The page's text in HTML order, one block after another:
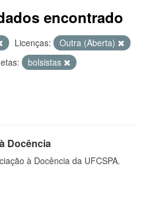
encontrado
Licenças:
Outra (Aberta)
bolsistas
Docência
à Docência da UFCSPA.